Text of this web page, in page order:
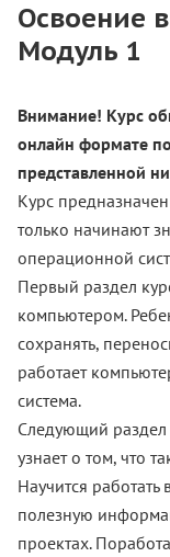
Освоение
Модуль 1
Внимание! Курс
онлайн формате
представленной
Курс
только начинают
операционной
Первый раздел
компьютером.
сохранять,
работает
система.
Следующий раздел
узнает о том, что
Научится работать
полезную
проектах.